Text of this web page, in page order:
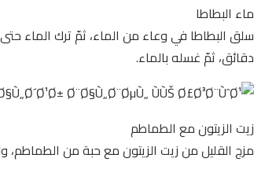
ماء البطاطا
سلق البطاطا في وعاء من الماء، ثمّ ترك الماء
دقائق، ثمّ غسله بالماء.
زيت الزيتون مع الطماطم
مزج القليل من زيت الزيتون مع حبة من الطماطم،